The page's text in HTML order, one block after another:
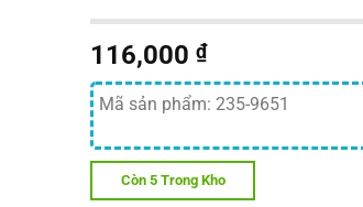
116,000₫
Mã sản phẩm: 235-9651
Còn 5 Trong Kho